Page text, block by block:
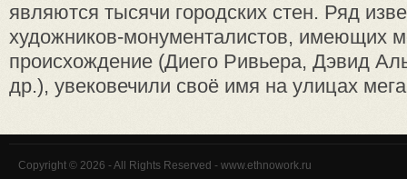
являются тысячи городских стен. Ряд
художников-монументалистов, имеющих
происхождение (Диего Ривьера, Дэвид
др.), увековечили своё имя на улицах
Copyright © 2026 - All Rights Reserved - www.ethnowork.ru